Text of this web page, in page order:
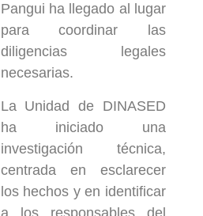
Pangui ha llegado al lugar
para coordinar las
diligencias legales
necesarias.
La Unidad de DINASED
ha iniciado una
investigación técnica,
centrada en esclarecer
los hechos y en identificar
a los responsables del